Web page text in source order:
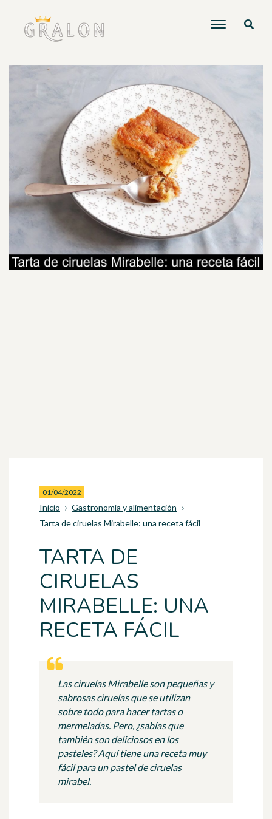
01/04/2022
Inicio
Gastronomía y alimentación
Tarta de ciruelas Mirabelle: una receta fácil
TARTA DE
CIRUELAS
MIRABELLE: UNA
RECETA FÁCIL
Las ciruelas Mirabelle son pequeñas y
sabrosas ciruelas que se utilizan
sobre todo para hacer tartas o
mermeladas. Pero, ¿sabías que
también son deliciosos en los
pasteles? Aquí tiene una receta muy
fácil para un pastel de ciruelas
mirabel.